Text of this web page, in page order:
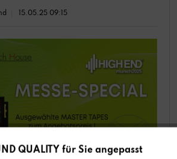
15.05.25 09:15
Aktiv
QUALITY für Sie angepasst